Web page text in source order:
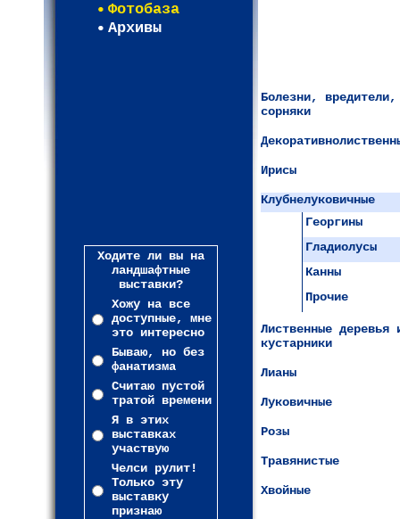
Фотобаза
Архивы
Ходите ли вы на
ландшафтные
выставки?
Хожу на все
доступные, мне
это интересно
Бываю, но без
фанатизма
Считаю пустой
тратой времени
Я в этих
выставках
участвую
Челси рулит!
Только эту
выставку
признаю
Болезни, вредители,
сорняки
Ирисы
Клубнелуковичные
Георгины
Гладиолусы
Канны
Прочие
Лиственные деревья
кустарники
Лианы
Луковичные
Розы
Травянистые
Хвойные